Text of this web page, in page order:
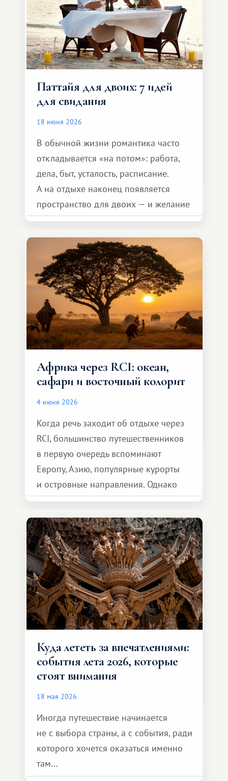
Паттайя для двоих: 7 идей
для свидания
18 июня 2026
В обычной жизни романтика часто
откладывается «на потом»: работа,
дела, быт, усталость, расписание.
А на отдыхе наконец появляется
пространство для двоих — и желание
сделать для близкого человека что-то
особенное. Не обязательно
масштабное, но тёплое
и запоминающееся :)
Африка через RCI: океан,
сафари и восточный колорит
4 июня 2026
Когда речь заходит об отдыхе через
RCI, большинство путешественников
в первую очередь вспоминают
Европу, Азию, популярные курорты
и островные направления. Однако
возможности обменной системы
значительно шире. Среди них есть
и Африка — континент, который
способен подарить совершенно иной
формат путешествия.
Куда лететь за впечатлениями:
события лета 2026, которые
стоят внимания
18 мая 2026
Иногда путешествие начинается
не с выбора страны, а с события, ради
которого хочется оказаться именно
там...